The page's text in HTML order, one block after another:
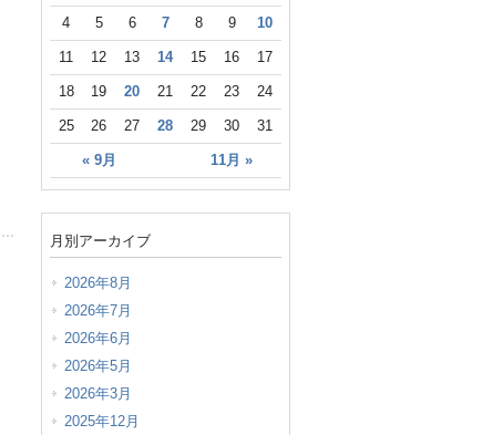
« 9月 11月 »
4 5 6 7 8 9 10
11 12 13 14 15 16 17
18 19 20 21 22 23 24
25 26 27 28 29 30 31
月別アーカイブ
2026年8月
2026年7月
2026年6月
2026年5月
2026年3月
2025年12月